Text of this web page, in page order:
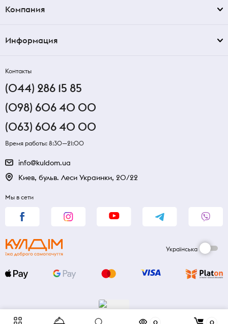
0 0
Компания
Информация
Контакты
(044) 286 15 85
(098) 606 40 00
(063) 606 40 00
Время работы: 8:30—21:00
info@kuldom.ua
Киев, бульв. Леси Украинки, 20/22
Мы в сети
Українська